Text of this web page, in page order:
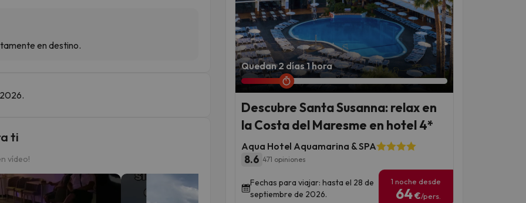
en destino.
ti
vídeo!
Quedan 2 días 1 hora
Descubre Santa Susanna: relax en
la Costa del Maresme en hotel 4*
Aqua Hotel Aquamarina & SPA
8.6 471 opiniones
Fechas para viajar: hasta el 28 de
septiembre de 2026.
1 noche desde
64€/pers.